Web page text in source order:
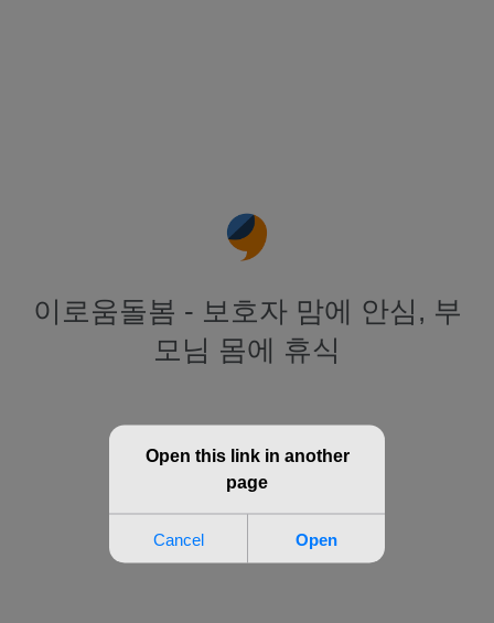
이로움돌봄 - 보호자 맘에 안심, 부
모님 몸에 휴식